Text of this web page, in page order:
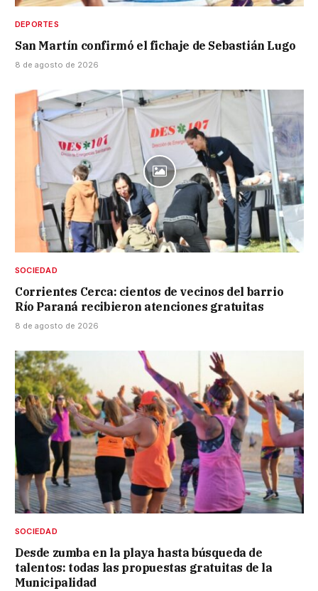
DEPORTES
San Martín confirmó el fichaje de Sebastián Lugo
8 de agosto de 2026
SOCIEDAD
Corrientes Cerca: cientos de vecinos del barrio
Río Paraná recibieron atenciones gratuitas
8 de agosto de 2026
SOCIEDAD
Desde zumba en la playa hasta búsqueda de
talentos: todas las propuestas gratuitas de la
Municipalidad